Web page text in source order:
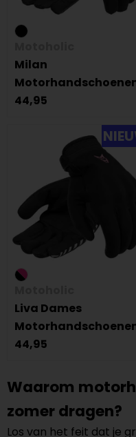
Milan
44,95
Liva Dames
44,95
Waarom
zomer dragen?
Los van het feit dat je